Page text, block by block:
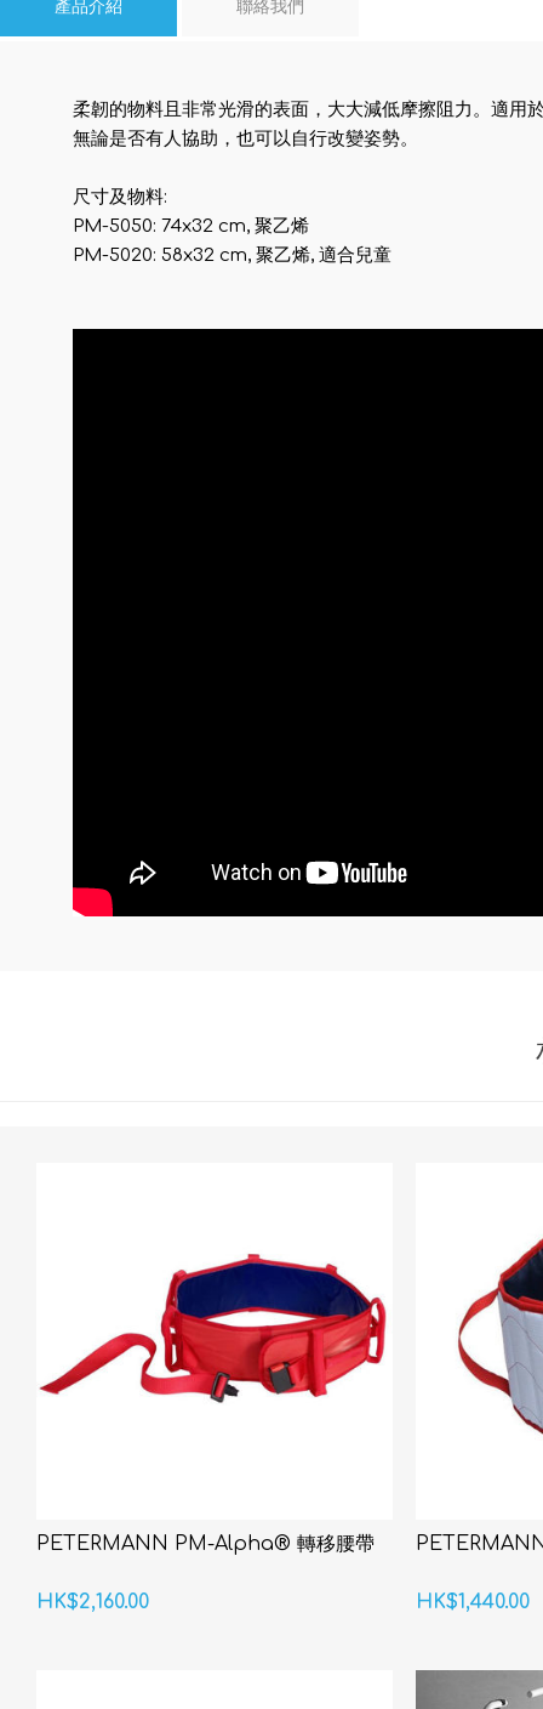
產品介紹 聯絡我們
柔韌的物料且非常光滑的表面，大大減低摩擦阻力。適用
無論是否有人協助，也可以自行改變姿勢。
尺寸及物料:
PM-5050: 74x32 cm, 聚乙烯
PM-5020: 58x32 cm, 聚乙烯, 適合兒童
PETERMANN PM-Alpha® 轉移腰帶
HK$2,160.00 HK$1,440.00